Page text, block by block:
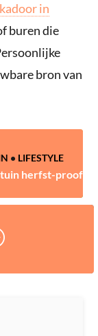
in
buren die
bron van
• LIFESTYLE
tuin herfst-proof